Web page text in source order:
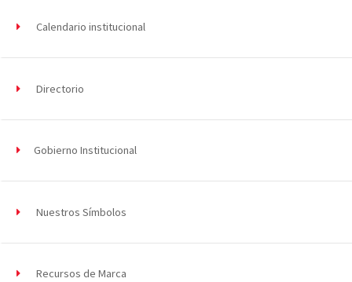
Calendario institucional
Directorio
Gobierno Institucional
Nuestros Símbolos
Recursos de Marca